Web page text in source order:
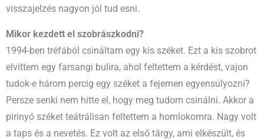
visszajelzés nagyon jól tud esni.
Mikor kezdett el szobrászkodni?
1994-ben tréfából csináltam egy kis széket. Ezt a kis szobrot
elvittem egy farsangi bulira, ahol feltettem a kérdést, vajon
tudok-e három percig egy széket a fejemen egyensúlyozni?
Persze senki nem hitte el, hogy meg tudom csinálni. Akkor a
pirinyó széket teátrálisan feltettem a homlokomra. Nagy volt
a taps és a nevetés. Ez volt az első tárgy, ami elkészült, és